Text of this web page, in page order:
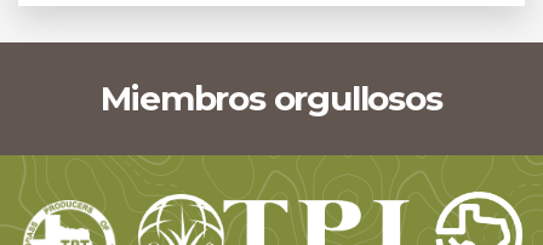
Miembros orgullosos